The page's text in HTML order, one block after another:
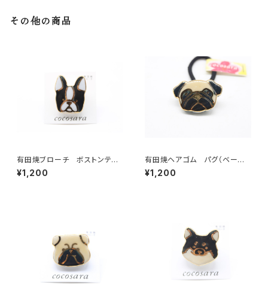
その他の商品
有田焼ブローチ ボストンテリ
ア 1
¥1,200
有田焼ヘアゴム パグ（ベージ
ュ× ブラック×ゴールド）
¥1,200